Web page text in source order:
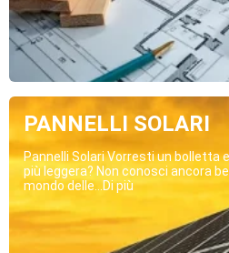
PANNELLI SOLARI
Pannelli Solari Vorresti un bolletta
più leggera? Non conosci ancora
mondo delle...Di più